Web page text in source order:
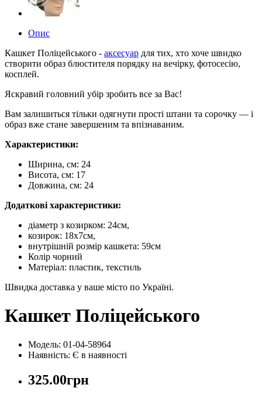
Опис
Кашкет Поліцейського - аксесуар для тих, хто хоче швидко
створити образ блюстителя порядку на вечірку, фотосесію,
косплей.
Яскравий головний убір зробить все за Вас!
Вам залишиться тільки одягнути прості штани та сорочку — і
образ вже стане завершеним та впізнаваним.
Характеристики:
Ширина, см: 24
Висота, см: 17
Довжина, см: 24
Додаткові характеристики:
діаметр з козирком: 24см,
козирок: 18х7см,
внутрішній розмір кашкета: 59см
Колір чорний
Матеріал: пластик, текстиль
Швидка доставка у ваше місто по Україні.
Кашкет Поліцейського
Модель: 01-04-58964
Наявність: Є в наявності
325.00грн